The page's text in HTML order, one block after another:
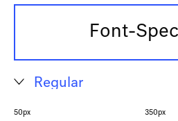
Font-
50px 350px